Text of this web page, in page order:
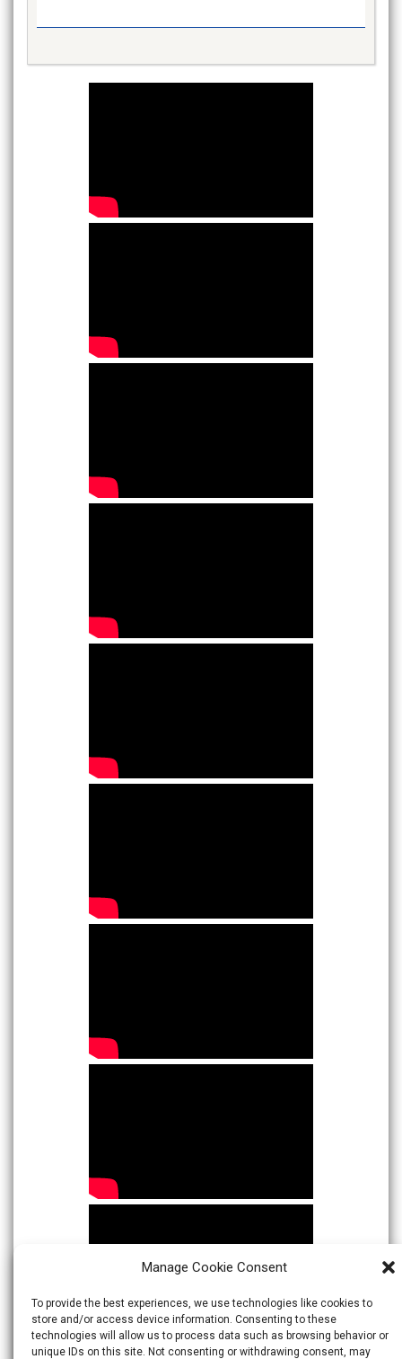
Manage Cookie Consent
To provide the best experiences, we use technologies like cookies to
store and/or access device information. Consenting to these
technologies will allow us to process data such as browsing behavior or
unique IDs on this site. Not consenting or withdrawing consent, may